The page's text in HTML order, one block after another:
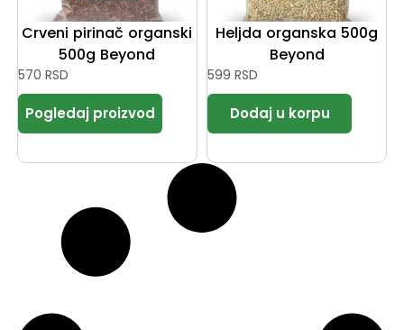
Crveni pirinač organski
500g Beyond
570 RSD
Heljda organska 500g
Beyond
599 RSD